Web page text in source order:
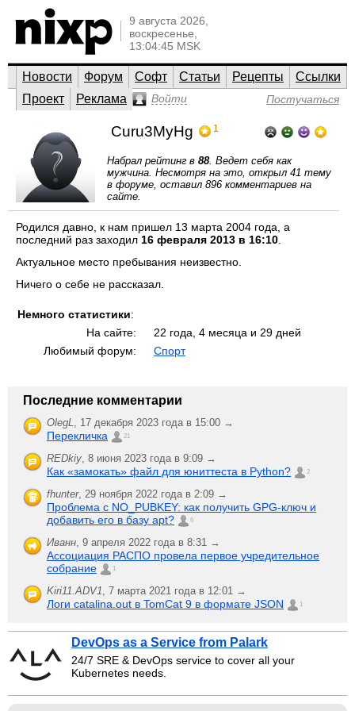
9 августа 2026,
воскресенье,
13:04:45 MSK
Новости Форум Софт Статьи Рецепты
Ссылки
Проект
Реклама Войти Постучаться
Curu3MyHg 1
Набрал рейтинг в 88. Ведет себя как
мужчина. Несмотря на это, открыл 41 тему
в форуме, оставил 896 комментариев на
сайте.
Родился давно, к нам пришел 13 марта 2004 года, а
последний раз заходил 16 февраля 2013 в 16:10
Актуальное место пребывания неизвестно.
Ничего о себе не рассказал.
Немного статистики:
На сайте:
22 года, 4 месяца и 29 дней
Любимый форум:
Спорт
Последние комментарии
OlegL, 17 декабря 2023 года в 15:00 →
Перекличка 21
REDkiy, 8 июня 2023 года в 9:09 →
Как «замокать» файл для юниттеста в Python? 2
fhunter, 29 ноября 2022 года в 2:09 →
Проблема с NO_PUBKEY: как получить GPG-ключ и
добавить его в базу apt?
6
Иванн, 9 апреля 2022 года в 8:31 →
Ассоциация РАСПО провела первое учредительное
собрание
1
Kiri11.ADV1, 7 марта 2021 года в 12:01 →
Логи catalina.out в TomCat 9 в формате JSON 1
DevOps as a Service from Palark
24/7 SRE & DevOps service to cover all your
Kubernetes needs.